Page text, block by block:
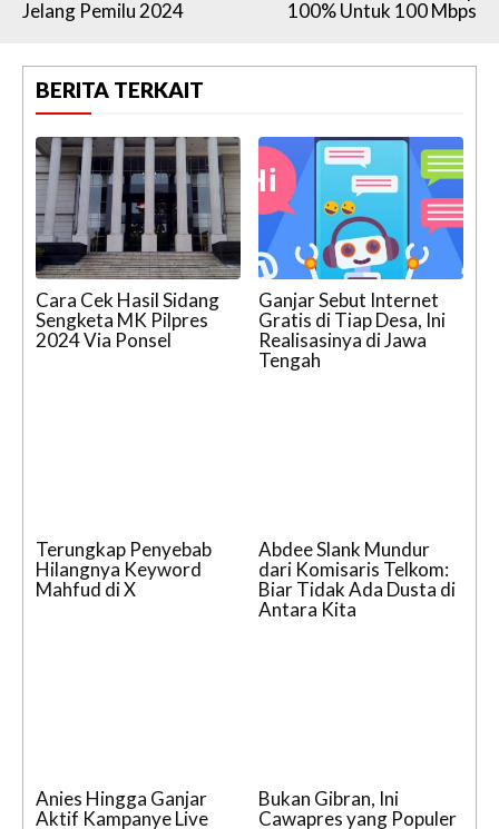
Jelang Pemilu 2024
100% Untuk 100 Mbps
BERITA TERKAIT
Cara Cek Hasil Sidang
Sengketa MK Pilpres
2024 Via Ponsel
Ganjar Sebut Internet
Gratis di Tiap Desa, Ini
Realisasinya di Jawa
Tengah
Terungkap Penyebab
Hilangnya Keyword
Mahfud di X
Abdee Slank Mundur
dari Komisaris Telkom:
Biar Tidak Ada Dusta di
Antara Kita
Anies Hingga Ganjar
Aktif Kampanye Live
Bukan Gibran, Ini
Cawapres yang Populer